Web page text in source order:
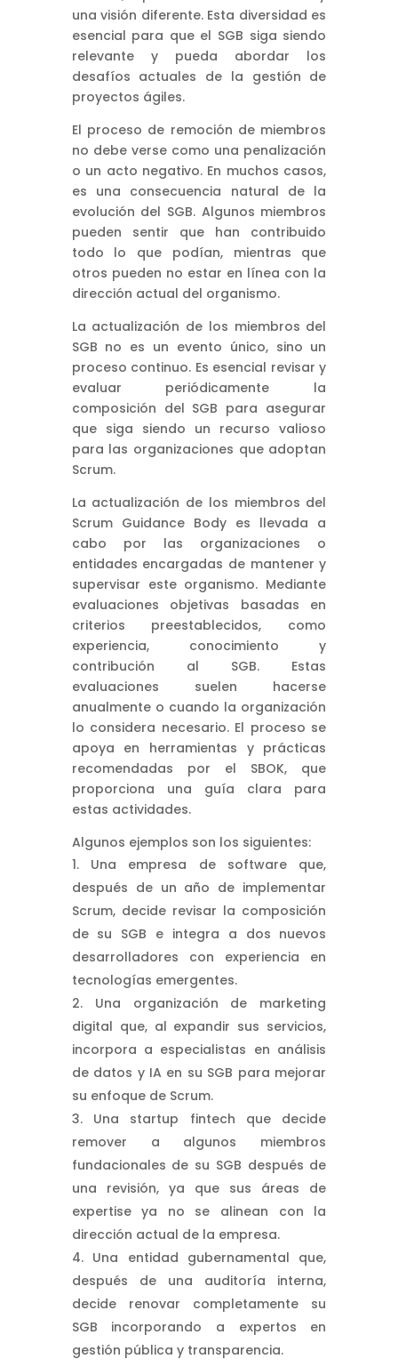
una visión diferente. Esta diversidad es
esencial para que el SGB siga siendo
relevante y pueda abordar los
desafíos actuales de la gestión de
proyectos ágiles.
El proceso de remoción de miembros
no debe verse como una penalización
o un acto negativo. En muchos casos,
es una consecuencia natural de la
evolución del SGB. Algunos miembros
pueden sentir que han contribuido
todo lo que podían, mientras que
otros pueden no estar en línea con la
dirección actual del organismo.
La actualización de los miembros del
SGB no es un evento único, sino un
proceso continuo. Es esencial revisar y
evaluar periódicamente la
composición del SGB para asegurar
que siga siendo un recurso valioso
para las organizaciones que adoptan
Scrum.
La actualización de los miembros del
Scrum Guidance Body es llevada a
cabo por las organizaciones o
entidades encargadas de mantener y
supervisar este organismo. Mediante
evaluaciones objetivas basadas en
criterios preestablecidos, como
experiencia, conocimiento y
contribución al SGB. Estas
evaluaciones suelen hacerse
anualmente o cuando la organización
lo considera necesario. El proceso se
apoya en herramientas y prácticas
recomendadas por el SBOK, que
proporciona una guía clara para
estas actividades.
Algunos ejemplos son los siguientes:
Una empresa de software que,
después de un año de implementar
Scrum, decide revisar la composición
de su SGB e integra a dos nuevos
desarrolladores con experiencia en
tecnologías emergentes.
Una organización de marketing
digital que, al expandir sus servicios,
incorpora a especialistas en análisis
de datos y IA en su SGB para mejorar
su enfoque de Scrum.
Una startup fintech que decide
remover a algunos miembros
fundacionales de su SGB después de
una revisión, ya que sus áreas de
expertise ya no se alinean con la
dirección actual de la empresa.
Una entidad gubernamental que,
después de una auditoría interna,
decide renovar completamente su
SGB incorporando a expertos en
gestión pública y transparencia.